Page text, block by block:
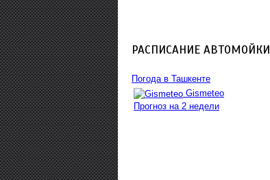
РАСПИСАНИЕ АВТОМОЙКИ
Погода в Ташкенте
Gismeteo
Прогноз на 2 недели